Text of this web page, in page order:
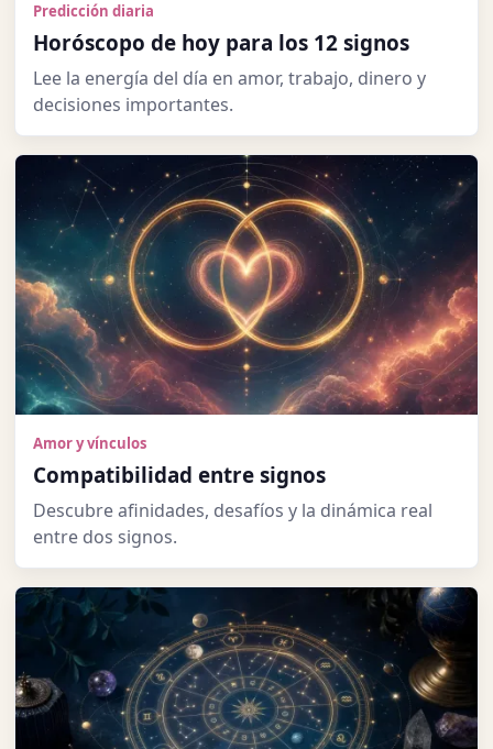
Predicción diaria
Horóscopo de hoy para los 12 signos
Lee la energía del día en amor, trabajo, dinero y
decisiones importantes.
Amor y vínculos
Compatibilidad entre signos
Descubre afinidades, desafíos y la dinámica real
entre dos signos.